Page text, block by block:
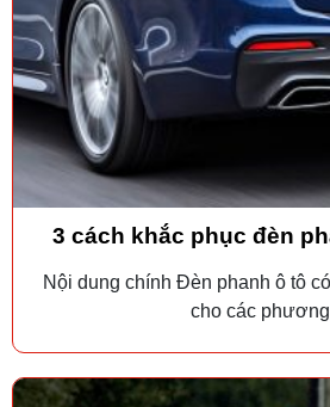
3 cách khắc phục đèn
Nội dung chính Đèn phanh ô tô
cho các